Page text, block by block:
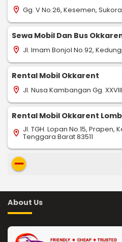
location_on Gg. V No.26, Kesemen,
Sewa Mobil Dan Bus
location_on Jl. Imam Bonjol No.92,
Rental Mobil Okkarent
location_on Jl. Nusa Kambangan Gg. XXVIII
Rental Mobil Okkarent
location_on Jl. TGH. Lopan No.15, Prapen,
Tenggara Barat 83511
remove
About Us